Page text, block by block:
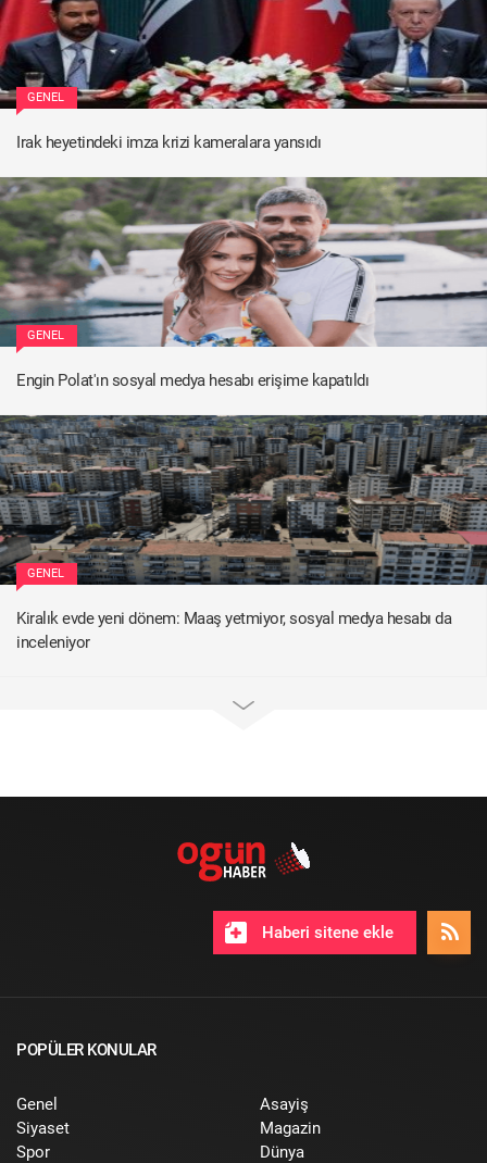
GENEL
Irak heyetindeki imza krizi kameralara yansıdı
GENEL
Engin Polat'ın sosyal medya hesabı erişime kapatıldı
GENEL
Kiralık evde yeni dönem: Maaş yetmiyor, sosyal medya hesabı da
inceleniyor
Haberi sitene ekle
POPÜLER KONULAR
Genel
Siyaset
Spor
Asayiş
Magazin
Dünya